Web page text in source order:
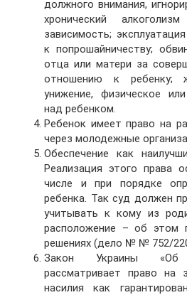
должного внимания,
хронический
зависимость;
к попрошайничеству;
отца или матери за
отношению к ребенку;
унижение, физическое
над ребенком.
Ребенок имеет право на
через молодежные
Обеспечение как
Реализация этого права
числе и при порядке
ребенка. Так суд должен
учитывать к кому из
расположение – об этом
решениях (дело № № 752/
Закон Украины «Об
рассматривает право
насилия как